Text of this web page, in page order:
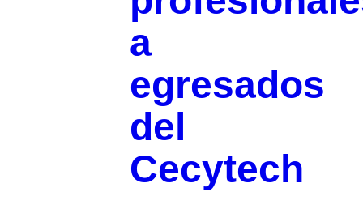
a
egresados
del
Cecytech